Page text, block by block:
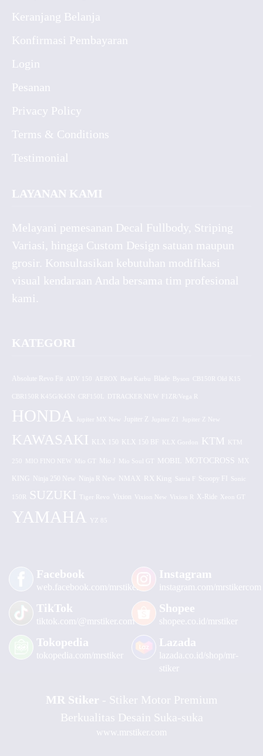
Keranjang Belanja
Konfirmasi Pembayaran
Login
Pesanan
Privacy Policy
Terms & Conditions
Testimonial
LAYANAN KAMI
Melayani pemesanan Decal Fullbody, Striping
Variasi, hingga Custom Design satuan maupun
grosir. Konsultasikan kebutuhan modifikasi
visual kendaraan Anda bersama tim profesional
kami.
KATEGORI
Absolute Revo Fit ADV 150 AEROX CB150R Old K15
CBR150R K45G/K45N CRF150L DTRACKER NEW F1ZR/Vega R
HONDA Jupiter MX New Jupiter Z Jupiter Z1 Jupiter Z New
KAWASAKI KLX 150 KLX 150 BF KLX Gordon KTM KTM
250 MIO FINO NEW Mio GT Mio J Mio Soul GT MOBIL MOTOCROSS MX
KING Ninja 250 New Ninja R New NMAX RX King Satria F Scoopy FI Sonic
150R SUZUKI Tiger Revo Vixion Vixion New Vixion R X-Ride Xeon GT
YAMAHA YZ 85
Facebook
web.facebook.com/mrstiker
Instagram
instagram.com/mrstikercom
TikTok
tiktok.com/@mrstiker.com
Shopee
shopee.co.id/mrstiker
Tokopedia
tokopedia.com/mrstiker
Lazada
lazada.co.id/shop/mr-
stiker
MR Stiker - Stiker Motor Premium
Berkualitas Desain Suka-suka
www.mrstiker.com